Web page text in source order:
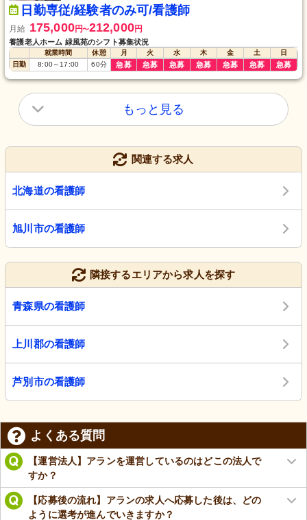
日勤専従/経験者のみ可/看護師
月給 175,000円〜212,000円
養護老人ホーム 緑風苑のシフト募集状況
就業時間 休憩 月 火 水 木 金 土
日
日勤
8:00～ 17:00 60分 急募 急募 急募 急募 急募 急募 急募
もっと見る
関連する求人
北海道の看護師
旭川市の看護師
隣接するエリアから求人を探す
青森県の看護師
上川郡の看護師
芦別市の看護師
よくある質問
【運営法人】アランを運営しているのはどこの法人で
すか？
【応募後の流れ】アランの求人へ応募した後は、どの
ように選考が進んでいきますか？